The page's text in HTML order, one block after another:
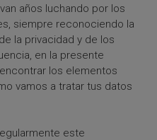
años luchando por los
siempre reconociendo la
la privacidad y de los
en la presente
los elementos
vamos a tratar tus datos
este